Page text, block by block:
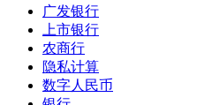
广发银行
上市银行
农商行
隐私计算
数字人民币